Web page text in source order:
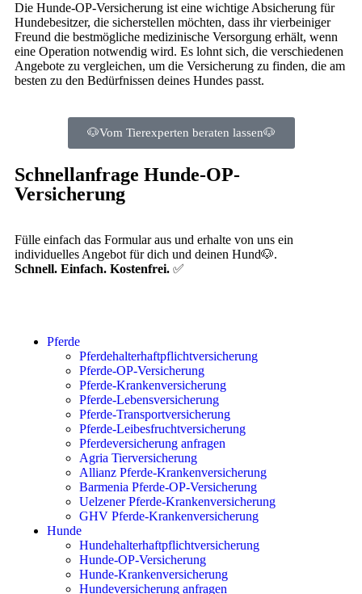
Die Hunde-OP-Versicherung ist eine wichtige Absicherung für
Hundebesitzer, die sicherstellen möchten, dass ihr vierbeiniger
Freund die bestmögliche medizinische Versorgung erhält, wenn
eine Operation notwendig wird. Es lohnt sich, die verschiedenen
Angebote zu vergleichen, um die Versicherung zu finden, die am
besten zu den Bedürfnissen deines Hundes passt.
🐶Vom Tierexperten beraten lassen🐶
Schnellanfrage Hunde-OP-
Versicherung
Fülle einfach das Formular aus und erhalte von uns ein
individuelles Angebot für dich und deinen Hund🐶.
Schnell. Einfach. Kostenfrei. ✅
Pferde
Pferdehalterhaftpflichtversicherung
Pferde-OP-Versicherung
Pferde-Krankenversicherung
Pferde-Lebensversicherung
Pferde-Transportversicherung
Pferde-Leibesfruchtversicherung
Pferdeversicherung anfragen
Agria Tierversicherung
Allianz Pferde-Krankenversicherung
Barmenia Pferde-OP-Versicherung
Uelzener Pferde-Krankenversicherung
GHV Pferde-Krankenversicherung
Hunde
Hundehalterhaftpflichtversicherung
Hunde-OP-Versicherung
Hunde-Krankenversicherung
Hundeversicherung anfragen